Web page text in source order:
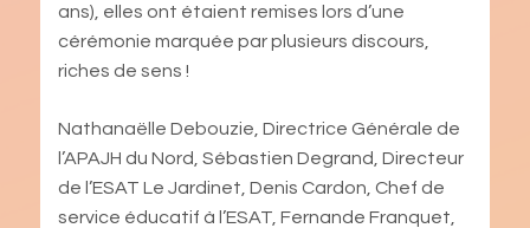
ans), elles ont étaient remises lors d’une
cérémonie marquée par plusieurs discours,
riches de sens !
Nathanaëlle Debouzie, Directrice Générale de
l’APAJH du Nord, Sébastien Degrand, Directeur
de l’ESAT Le Jardinet, Denis Cardon, Chef de
service éducatif à l’ESAT, Fernande Franquet,